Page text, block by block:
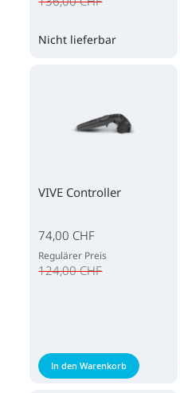
Nicht lieferbar
VIVE Controller
74,00 CHF
Regulärer Preis
124,00 CHF
In den Warenkorb